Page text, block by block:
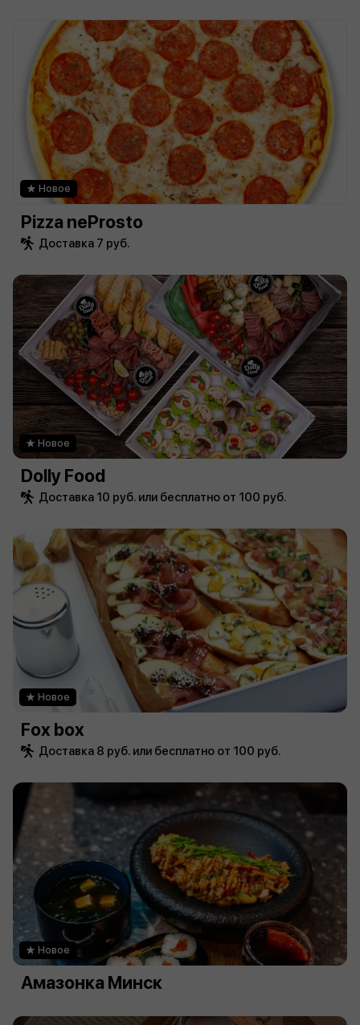
Новое
Pizza neProsto
Доставка 7 руб.
Новое
Dolly Food
Доставка 10 руб. или бесплатно от 100 руб.
Новое
Fox box
Доставка 8 руб. или бесплатно от 100 руб.
Новое
Амазонка Минск